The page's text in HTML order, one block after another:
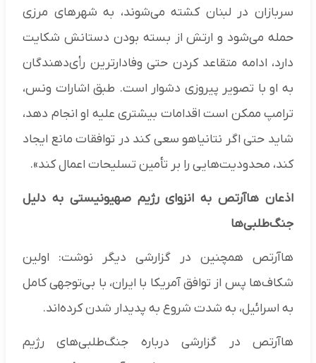
سربازان در لبنان کشته می‌شوند، به شهرهای مرزی
حمله می‌شود و ارتش از بسته بودن دستانش شکایت
دارد، ادامه متقاعد کردن حتی وفادارترین رأی‌دهندگان
به او با تصویر پیروزی دشوار است. طبق اشارات ونس،
ترامپ ممکن است اقدامات بیشتری علیه او انجام دهد،
شاید حتی اگر نتانیاهو سعی کند در توافقات مانع ایجاد
کند، محدودیت‌هایی را بر تأمین تسلیحات اعمال کند».
اذعان هاآرتص به انزوای رژیم صهیونیستی به دلیل
جنگ‌طلبی‌ها
هاآرتص همچنین در گزارشی دیگر نوشت: اولین
شکاف‌ها پس از توافق آمریکا با ایران، با بی‌توجهی کامل
به اسرائیل، به شدت شروع به پدیدار شدن کرده‌اند.
هاآرتص در گزارشی درباره جنگ‌طلبی‌های رژیم